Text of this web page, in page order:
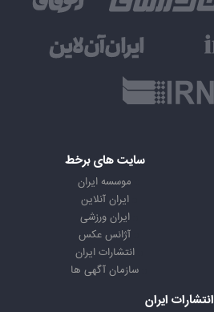
سایت های برخط
موسسه ایران
ایران آنلاین
ایران ورزشی
آژانس عکس
انتشارات ایران
سازمان آگهی ها
انتشارات ایران